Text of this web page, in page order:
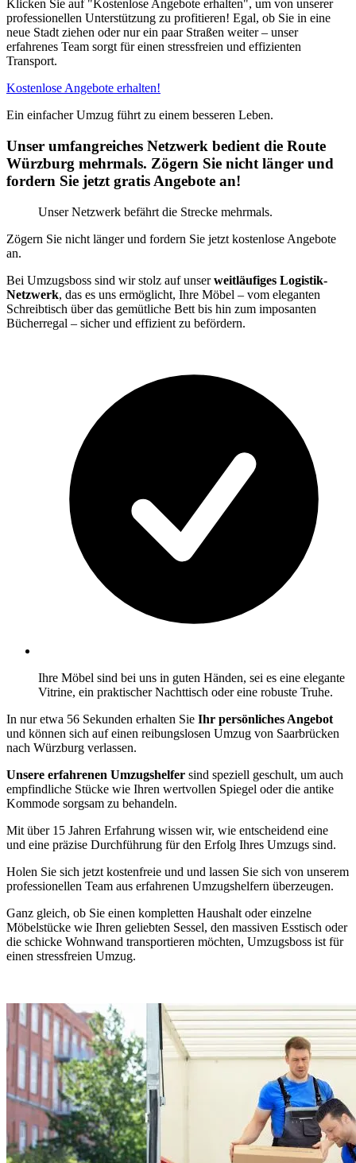
Klicken Sie auf "Kostenlose Angebote erhalten", um von unserer
professionellen Unterstützung zu profitieren! Egal, ob Sie in eine
neue Stadt ziehen oder nur ein paar Straßen weiter – unser
erfahrenes Team sorgt für einen stressfreien und effizienten
Transport.
Kostenlose Angebote erhalten!
Ein einfacher Umzug führt zu einem besseren Leben.
Unser umfangreiches Netzwerk bedient die Route
Würzburg mehrmals. Zögern Sie nicht länger und
fordern Sie jetzt gratis Angebote an!
Unser Netzwerk befährt die Strecke mehrmals.
Zögern Sie nicht länger und fordern Sie jetzt kostenlose Angebote
an.
Bei Umzugsboss sind wir stolz auf unserweitläufiges Logistik-
Netzwerk, das es uns ermöglicht, Ihre Möbel – vom eleganten
Schreibtisch über das gemütliche Bett bis hin zum imposanten
Bücherregal – sicher und effizient zu befördern.
Ihre Möbel sind bei uns in guten Händen, sei es eine elegante
Vitrine, ein praktischer Nachttisch oder eine robuste Truhe.
In nur etwa 56 Sekunden erhalten Sie Ihr persönliches Angebot
und können sich auf einen reibungslosen Umzug von Saarbrücken
nach Würzburg verlassen.
Unsere erfahrenen Umzugshelfer sind speziell geschult, um auch
empfindliche Stücke wie Ihren wertvollen Spiegel oder die antike
Kommode sorgsam zu behandeln.
Mit über 15 Jahren Erfahrung wissen wir, wie entscheidend eine
und eine präzise Durchführung für den Erfolg Ihres Umzugs sind.
Holen Sie sich jetzt kostenfreie und und lassen Sie sich von unserem
professionellen Team aus erfahrenen Umzugshelfern überzeugen.
Ganz gleich, ob Sie einen kompletten Haushalt oder einzelne
Möbelstücke wie Ihren geliebten Sessel, den massiven Esstisch oder
die schicke Wohnwand transportieren möchten, Umzugsboss ist für
einen stressfreien Umzug.